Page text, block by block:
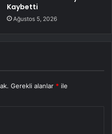
Kaybetti
Ağustos 5, 2026
Gerekli alanlar * ile